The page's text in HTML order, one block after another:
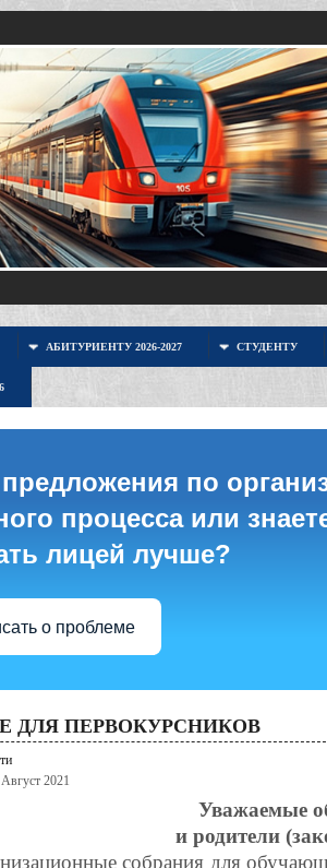
АБИТУРИЕНТУ 2026-2027 СТУДЕНТУ
по
процесса или
лицей лучше?
о проблеме
ДЛЯ ПЕРВОКУРСНИКОВ
2021
Уважаемые
и родители
собрания для